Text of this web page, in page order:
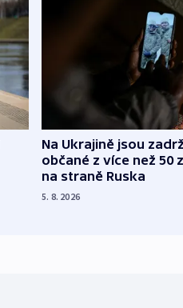
Na Ukrajině jsou
občané z více než 50
na straně Ruska
5. 8. 2026